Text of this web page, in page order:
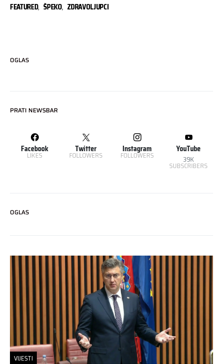
FEATURED, ŠPEKO, ZDRAVOLJUPCI
OGLAS
PRATI NEWSBAR
Facebook
LIKES
Twitter
FOLLOWERS
Instagram
FOLLOWERS
YouTube
39K
SUBSCRIBERS
OGLAS
VIJESTI